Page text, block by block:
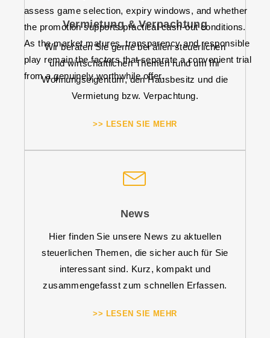
Vermietung & Verpachtung
Wir beraten Sie gerne bei allen steuerlichen
und wirtschaftlichen Themen rund um Ihr
Wohnungseigentum, den Hausbesitz und die
Vermietung bzw. Verpachtung.
>> LESEN SIE MEHR
News
Hier finden Sie unsere News zu aktuellen
steuerlichen Themen, die sicher auch für Sie
interessant sind. Kurz, kompakt und
zusammengefasst zum schnellen Erfassen.
>> LESEN SIE MEHR
assess game selection, expiry windows, and whether
the promotion supports practical cash-out conditions.
As the market matures, transparency and responsible
play remain the factors that separate a convenient trial
from a genuinely worthwhile offer.